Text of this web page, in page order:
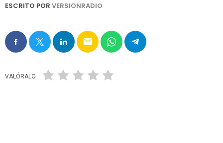
ESCRITO POR VERSIONRADIO
email
VALÓRALO